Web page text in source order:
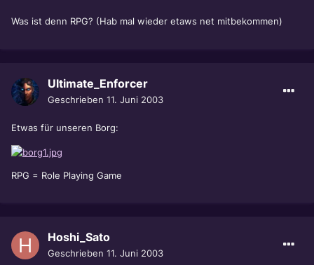
Was ist denn RPG? (Hab mal wieder etaws net mitbekommen)
Ultimate_Enforcer
Geschrieben 11. Juni 2003
Etwas für unseren Borg:
RPG = Role Playing Game
Hoshi_Sato
Geschrieben 11. Juni 2003